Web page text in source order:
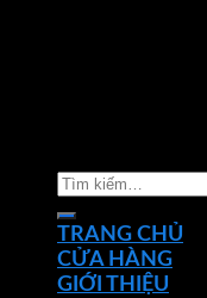
Tìm
kiếm:
TRANG CHỦ
CỬA HÀNG
GIỚI THIỆU